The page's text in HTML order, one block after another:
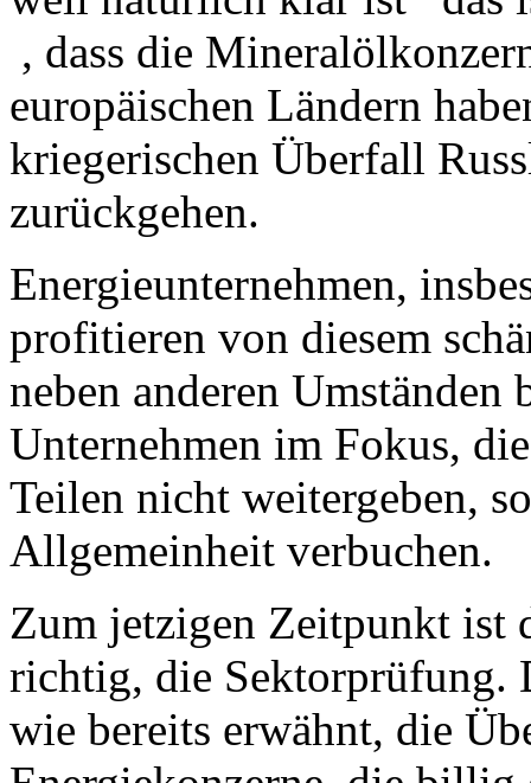
, dass die
europäischen Ländern
kriegerischen Überfall
zurückgehen.
Energieunternehmen,
profitieren von diesem
neben anderen Umständen
Unternehmen im Fokus,
Teilen nicht weitergeben,
Allgemeinheit verbuchen.
Zum jetzigen Zeitpunkt ist
richtig, die Sektorprüfung.
wie bereits erwähnt, die